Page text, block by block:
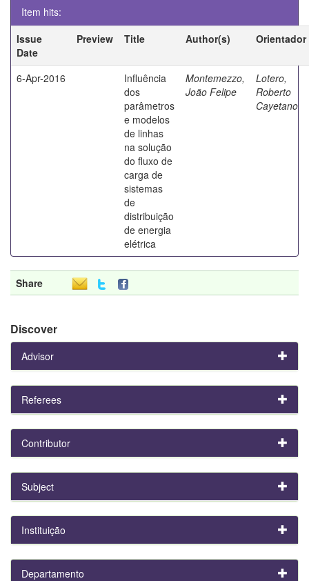
Item hits:
Issue
Date
Preview Title Author(s) Orientador
6-Apr-2016
Influência
dos
parâmetros
e modelos
de linhas
na solução
do fluxo de
carga de
sistemas
de
distribuição
de energia
elétrica
Montemezzo,
João Felipe
Lotero,
Roberto
Cayetano
Share
Discover
Advisor
Referees
Contributor
Subject
Instituição
Departamento